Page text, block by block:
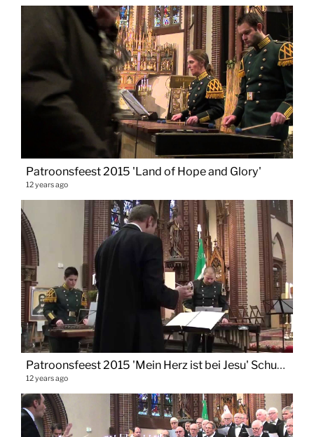
Patroonsfeest 2015 'Land of Hope and Glory'
12 years ago
Patroonsfeest 2015 'Mein Herz ist bei Jesu' Schutterij Sint Paulus Vaals
12 years ago